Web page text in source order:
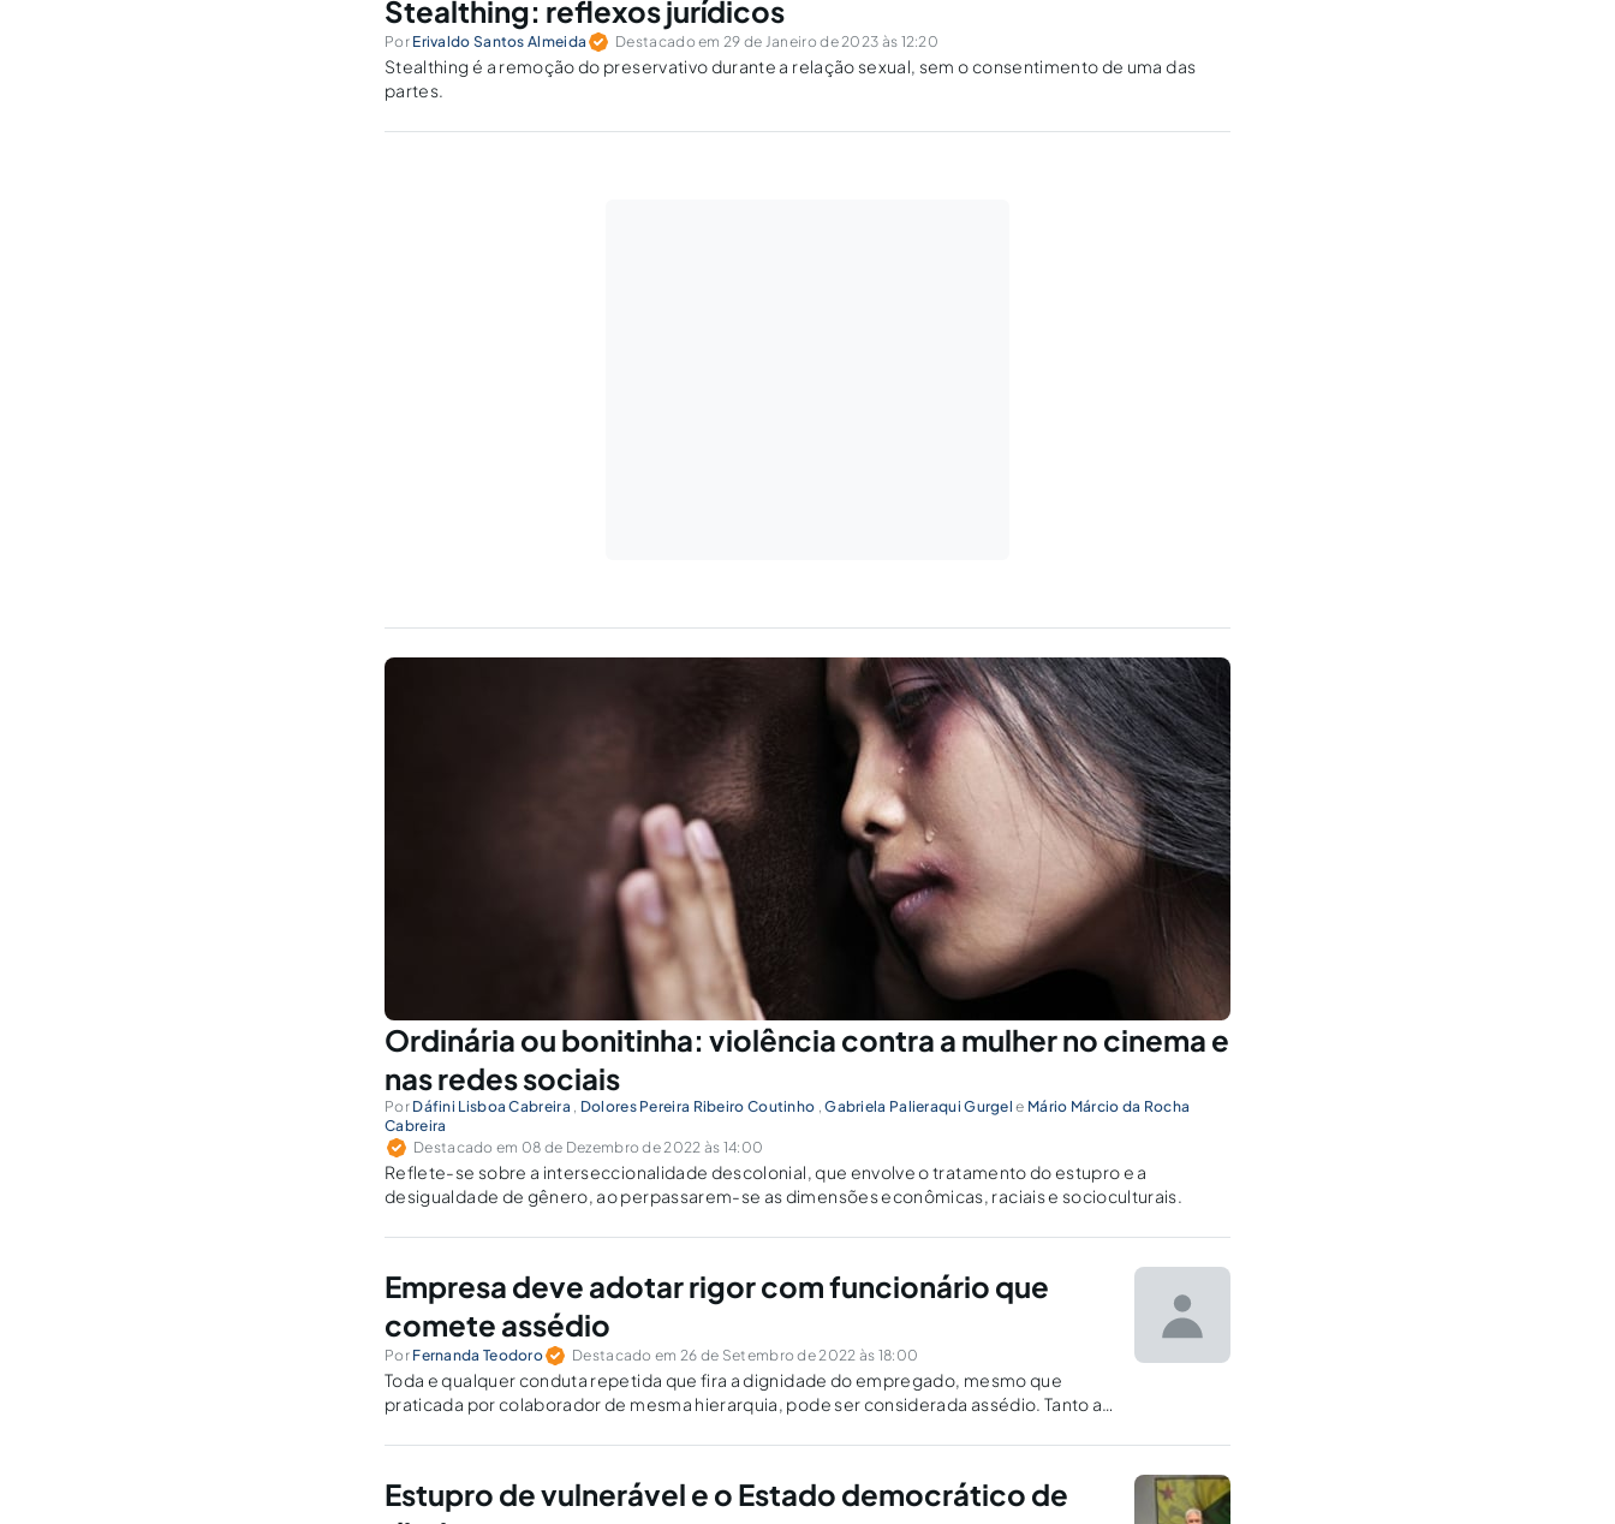
Stealthing: reflexos jurídicos
Por Erivaldo Santos Almeida Destacado em 29 de Janeiro de 2023 às 12:20
Stealthing é a remoção do preservativo durante a relação sexual, sem o consentimento de uma das
partes.
Ordinária ou bonitinha: violência contra a mulher no cinema e
nas redes sociais
Por Dáfini Lisboa Cabreira , Dolores Pereira Ribeiro Coutinho ,Gabriela Palieraqui Gurgel e Mário Márcio da Rocha
Cabreira
Destacado em 08 de Dezembro de 2022 às 14:00
Reflete-se sobre a interseccionalidade descolonial, que envolve o tratamento do estupro e a
desigualdade de gênero, ao perpassarem-se as dimensões econômicas, raciais e socioculturais.
Empresa deve adotar rigor com funcionário que
comete assédio
Por Fernanda Teodoro Destacado em 26 de Setembro de 2022 às 18:00
Toda e qualquer conduta repetida que fira a dignidade do empregado, mesmo que
praticada por colaborador de mesma hierarquia, pode ser considerada assédio. Tanto a
Estupro de vulnerável e o Estado democrático de